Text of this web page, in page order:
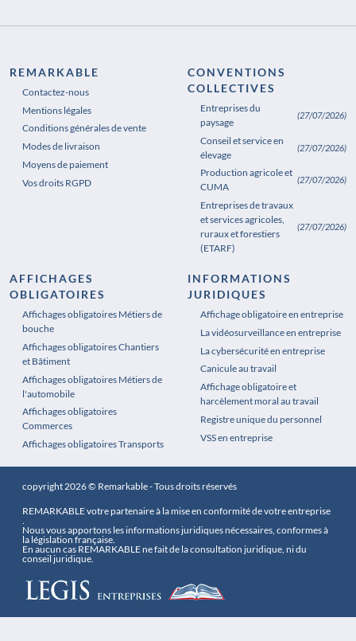
REMARKABLE
Contactez-nous
Mentions légales
Conditions générales de vente
Modes de livraison
Moyens de paiement
Vos droits RGPD
CONVENTIONS
COLLECTIVES
Entreprises du
paysage
(27/07/2026)
Conseil et service en
élevage
(27/07/2026)
Production agricole et
CUMA
(27/07/2026)
Entreprises de travaux
et services agricoles,
ruraux et forestiers
(ETARF)
(27/07/2026)
AFFICHAGES
OBLIGATOIRES
Affichages obligatoires Métiers de
bouche
Affichages obligatoires Chantiers
et Bâtiment
Affichages obligatoires Métiers de
l'automobile
Affichages obligatoires
Commerces
Affichages obligatoires Transports
Affichages obligatoires Pharmacie
INFORMATIONS
JURIDIQUES
Affichage obligatoire en entreprise
La vidéosurveillance en entreprise
La cybersécurité en entreprise
Canicule au travail
Affichage obligatoire et
harcèlement moral au travail
Registre unique du personnel
VSS en entreprise
copyright 2026 © Remarkable - Tous droits réservés
REMARKABLE votre partenaire à la mise en conformité de votre entreprise
Nous vous apportons les informations juridiques nécessaires, conformes à
la législation française.
En aucun cas REMARKABLE ne fait de la consultation juridique, ni du
conseil juridique.